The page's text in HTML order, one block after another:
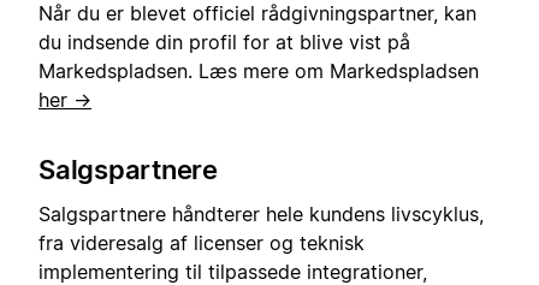
Når du er blevet officiel rådgivningspartner, kan
du indsende din profil for at blive vist på
Markedspladsen. Læs mere om Markedspladsen
her →
Salgspartnere
Salgspartnere håndterer hele kundens livscyklus,
fra videresalg af licenser og teknisk
implementering til tilpassede integrationer,